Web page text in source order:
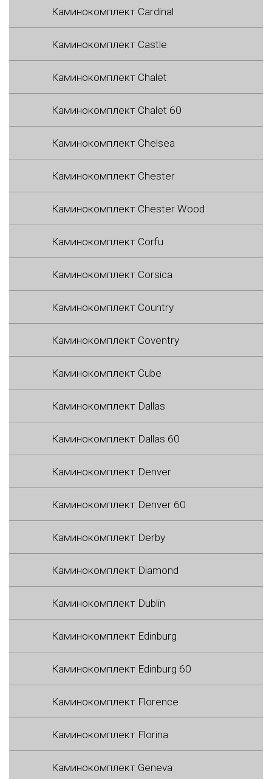
Каминокомплект Cardinal
Каминокомплект Castle
Каминокомплект Chalet
Каминокомплект Chalet 60
Каминокомплект Chelsea
Каминокомплект Chester
Каминокомплект Chester Wood
Каминокомплект Corfu
Каминокомплект Corsica
Каминокомплект Country
Каминокомплект Coventry
Каминокомплект Cube
Каминокомплект Dallas
Каминокомплект Dallas 60
Каминокомплект Denver
Каминокомплект Denver 60
Каминокомплект Derby
Каминокомплект Diamond
Каминокомплект Dublin
Каминокомплект Edinburg
Каминокомплект Edinburg 60
Каминокомплект Florence
Каминокомплект Florina
Каминокомплект Geneva